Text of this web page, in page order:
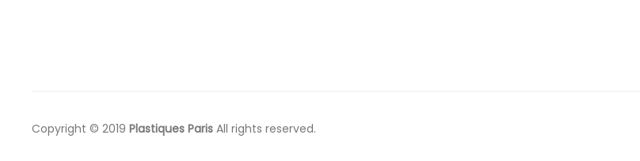
Copyright © 2019 Plastiques Paris All rights reserved.